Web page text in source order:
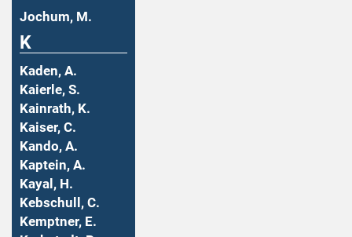
Jochum, M.
K
Kaden, A.
Kaierle, S.
Kainrath, K.
Kaiser, C.
Kando, A.
Kaptein, A.
Kayal, H.
Kebschull, C.
Kemptner, E.